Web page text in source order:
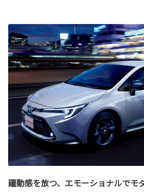
躍動感を放つ、エモーショナルでモ